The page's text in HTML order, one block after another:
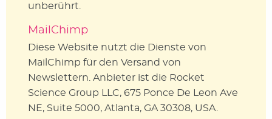
unberührt.
MailChimp
Diese Website nutzt die Dienste von
MailChimp für den Versand von
Newslettern. Anbieter ist die Rocket
Science Group LLC, 675 Ponce De Leon Ave
NE, Suite 5000, Atlanta, GA 30308, USA.